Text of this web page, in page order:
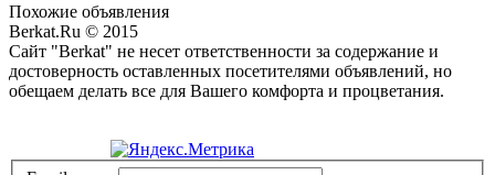
Похожие объявления
Berkat.Ru © 2015
Сайт "Berkat" не несет ответственности за содержание и
достоверность оставленных посетителями объявлений, но
обещаем делать все для Вашего комфорта и процветания.